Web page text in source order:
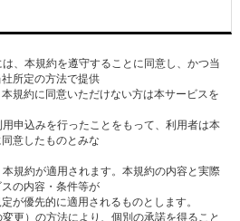
、本規約を遵守することに同意し、かつ当
所定の⽅法で提供
規約に同意いただけない⽅は本サービスを
申込みを⾏ったことをもって、利⽤者は本
意したものとみな
規約が適⽤されます。本規約の内容と実際
の内容・条件等が
が優先的に適⽤されるものとします。
更）の⽅法により、個別の承諾を得ること